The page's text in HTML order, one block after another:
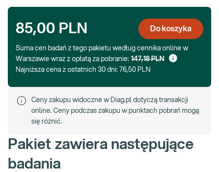
85,00 PLN Do koszyka
Suma cen badań z tego pakietu według cennika online w
Warszawie wraz z opłatą za pobranie: 147,18 PLN
Najniższa cena z ostatnich 30 dni: 76,50 PLN
Ceny zakupu widoczne w Diag.pl dotyczą transakcji
online. Ceny podczas zakupu w punktach pobrań mogą
się różnić.
Pakiet zawiera następujące
badania